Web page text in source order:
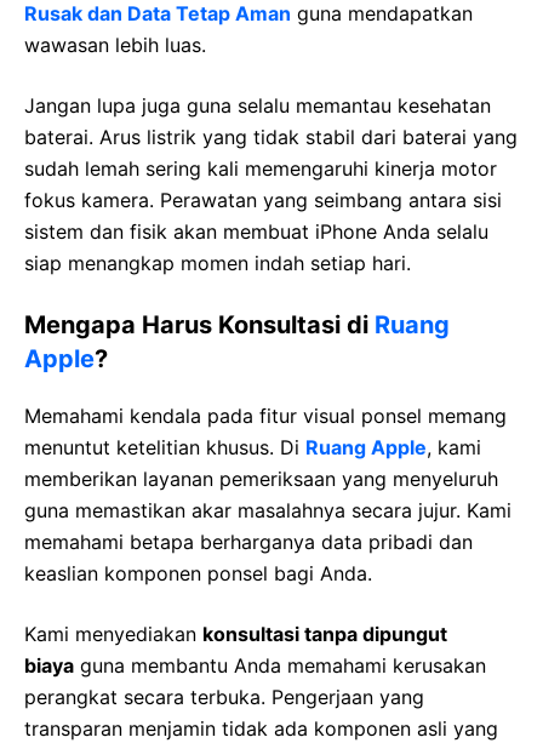
Rusak dan Data Tetap Aman guna mendapatkan
wawasan lebih luas.
Jangan lupa juga guna selalu memantau kesehatan
baterai. Arus listrik yang tidak stabil dari baterai yang
sudah lemah sering kali memengaruhi kinerja motor
fokus kamera. Perawatan yang seimbang antara sisi
sistem dan fisik akan membuat iPhone Anda selalu
siap menangkap momen indah setiap hari.
Mengapa Harus Konsultasi di Ruang
Apple?
Memahami kendala pada fitur visual ponsel memang
menuntut ketelitian khusus. Di Ruang Apple, kami
memberikan layanan pemeriksaan yang menyeluruh
guna memastikan akar masalahnya secara jujur. Kami
memahami betapa berharganya data pribadi dan
keaslian komponen ponsel bagi Anda.
Kami menyediakan konsultasi tanpa dipungut
biaya guna membantu Anda memahami kerusakan
perangkat secara terbuka. Pengerjaan yang
transparan menjamin tidak ada komponen asli yang